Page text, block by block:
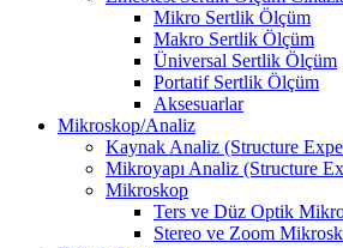
Mikro Sertlik Ölçüm
Makro Sertlik Ölçüm
Üniversal Sertlik Ölçüm
Portatif Sertlik Ölçüm
Aksesuarlar
Mikroskop/Analiz
Kaynak Analiz (Structure
Mikroyapı Analiz (Structure
Mikroskop
Ters ve Düz Optik
Stereo ve Zoom